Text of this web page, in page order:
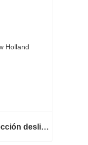
Minicargador de dirección deslizante barato